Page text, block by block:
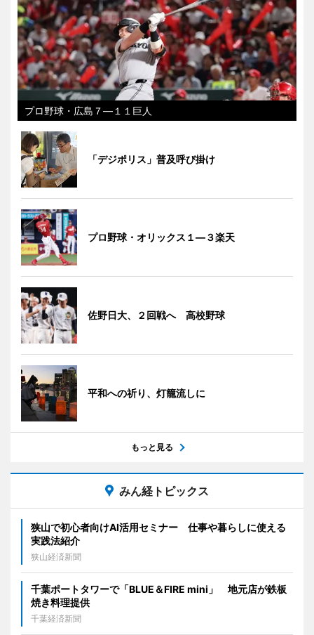
プロ野球・広島７―１１巨人
「デジポリス」普及呼び掛け
プロ野球・オリックス１―３楽天
佐野日大、２回戦へ 高校野球
平和への祈り、灯籠流しに
もっと見る
みん経トピックス
狭山で初心者向けAI活用セミナー 仕事や暮らしに使える
実践法紹介
狭山経済新聞
千葉ポートタワーで「BLUE＆FIRE mini」 地元店が鉄板
焼き料理提供
千葉経済新聞